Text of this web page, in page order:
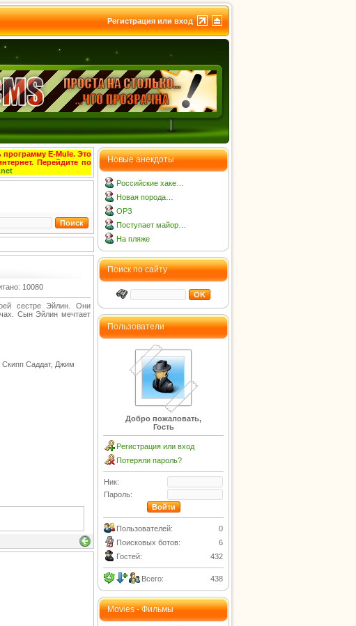
Регистрация или вход
программу E-Mule. Это
Перейдите по
10080
сестре Эйлин. Они
Сын Эйлин мечтает
Саддат, Джим
Новые анекдоты
Российские хаке…
Новая порода…
ОРЗ
Поступает майор…
На пляже
Поиск по сайту
Пользователи
Добро пожаловать,
Гость
Регистрация или вход
Потеряли пароль?
Ник:
Пароль:
Пользователей:
0
Поисковых ботов:
6
Гостей:
432
Всего: 438
Movies - Фильмы